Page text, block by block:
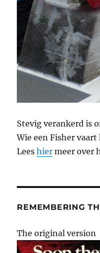
Stevig verankerd is
Wie een Fisher
Leeshier meer over
REMEMBERING
The original version